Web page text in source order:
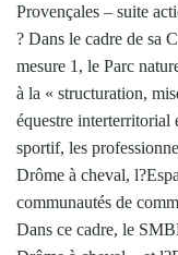
Provençales – suite
? Dans le cadre de sa
mesure 1, le Parc
à la « structuration,
équestre interterritorial
sportif, les
Drôme à cheval,
communautés de
Dans ce cadre, le